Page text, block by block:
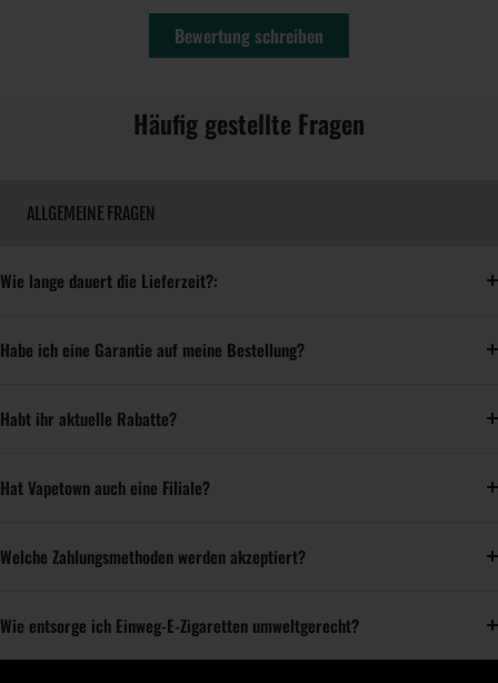
Bewertung schreiben
Häufig gestellte Fragen
ALLGEMEINE FRAGEN
Wie lange dauert die Lieferzeit?:
Habe ich eine Garantie auf meine Bestellung?
Habt ihr aktuelle Rabatte?
Hat Vapetown auch eine Filiale?
Welche Zahlungsmethoden werden akzeptiert?
Wie entsorge ich Einweg-E-Zigaretten umweltgerecht?